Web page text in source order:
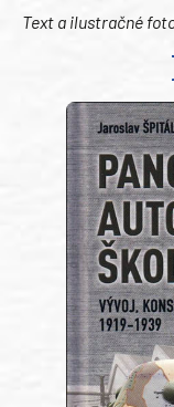
Text a ilustračné